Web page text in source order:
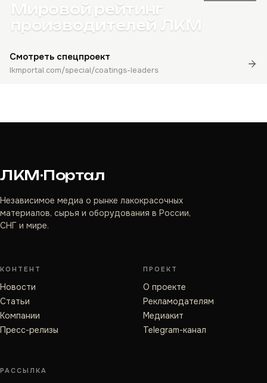
Мировой рейтинг
производителей ЛКМ
Смотреть спецпроект
lkmportal.com/special/coatings-leaders
ЛКМ·Портал
Независимое медиа о рынке лакокрасочных
материалов, сырья и оборудования в России,
СНГ и мире.
КОНТЕНТ
Новости
Статьи
Компании
Пресс-релизы
ПРОЕКТ
О проекте
Рекламодателям
Медиакит
Telegram-канал
РАССЫЛКА